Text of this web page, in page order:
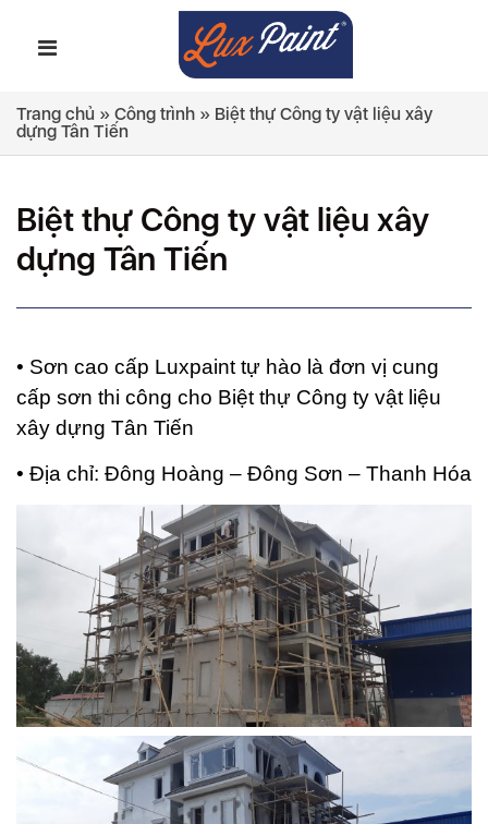
Trang chủ » Công trình » Biệt thự Công ty vật liệu xây
dựng Tân Tiến
Biệt thự Công ty vật liệu xây
dựng Tân Tiến
• Sơn cao cấp Luxpaint tự hào là đơn vị cung
cấp sơn thi công cho Biệt thự Công ty vật liệu
xây dựng Tân Tiến
• Địa chỉ: Đông Hoàng – Đông Sơn – Thanh Hóa